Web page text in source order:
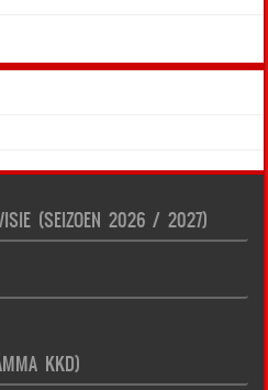
(SEIZOEN 2026 / 2027)
KKD)